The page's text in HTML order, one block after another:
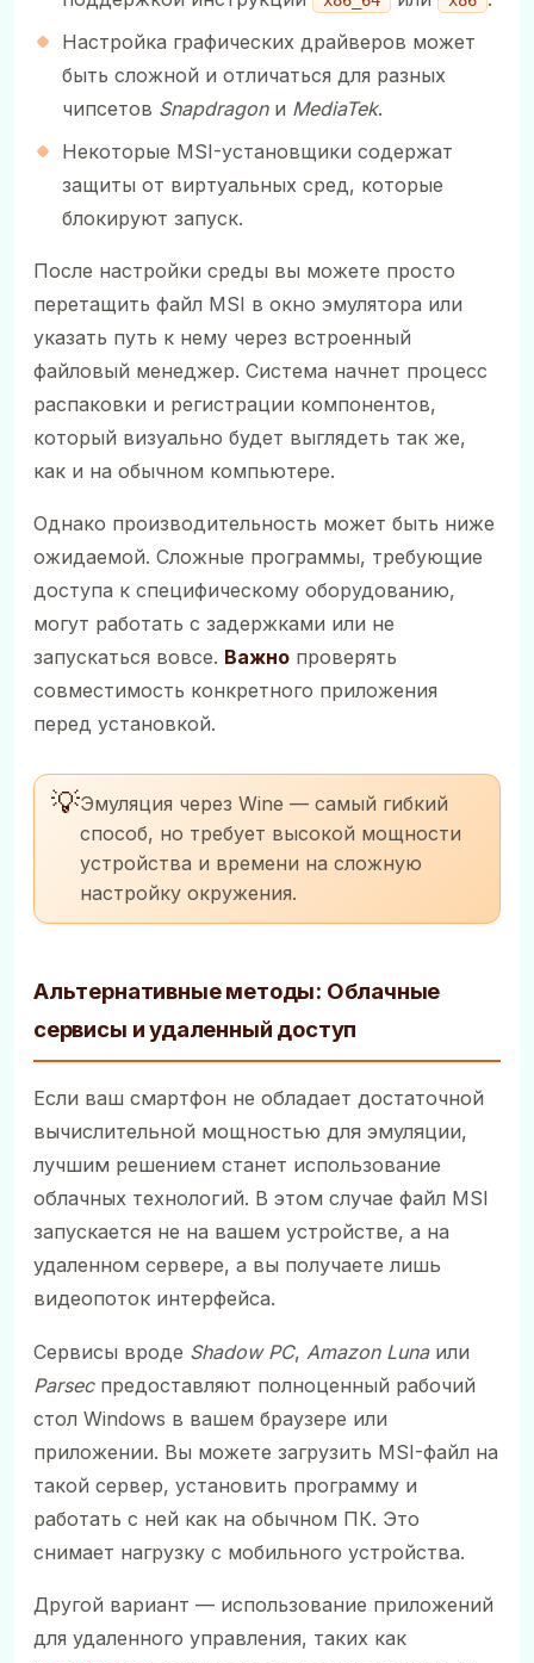
Настройка графических драйверов может
быть сложной и отличаться для разных
чипсетов Snapdragonи MediaTek.
Некоторые MSI-установщики содержат
защиты от виртуальных сред, которые
блокируют запуск.
После настройки среды вы можете просто
перетащить файл MSI в окно эмулятора или
указать путь к нему через встроенный
файловый менеджер. Система начнет процесс
распаковки и регистрации компонентов,
который визуально будет выглядеть так же,
как и на обычном компьютере.
Однако производительность может быть ниже
ожидаемой. Сложные программы, требующие
доступа к специфическому оборудованию,
могут работать с задержками или не
запускаться вовсе. Важно проверять
совместимость конкретного приложения
перед установкой.
💡Эмуляция через Wine — самый гибкий
способ, но требует высокой мощности
устройства и времени на сложную
настройку окружения.
Альтернативные методы: Облачные
сервисы и удаленный доступ
Если ваш смартфон не обладает достаточной
вычислительной мощностью для эмуляции,
лучшим решением станет использование
облачных технологий. В этом случае файл MSI
запускается не на вашем устройстве, а на
удаленном сервере, а вы получаете лишь
видеопоток интерфейса.
Сервисы вроде Shadow PC, Amazon Lunaили
Parsecпредоставляют полноценный рабочий
стол Windows в вашем браузере или
приложении. Вы можете загрузить MSI-файл на
такой сервер, установить программу и
работать с ней как на обычном ПК. Это
снимает нагрузку с мобильного устройства.
Другой вариант — использование приложений
для удаленного управления, таких как